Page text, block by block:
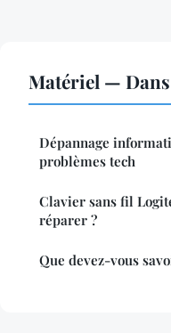
Matériel —
Dépannage
problèmes tech
Clavier sans fil
réparer ?
Que devez-vous